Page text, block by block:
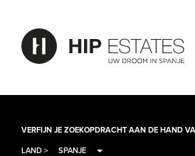
VERFIJN JE ZOEKOPDRACHT AAN DE HAND
LAND >